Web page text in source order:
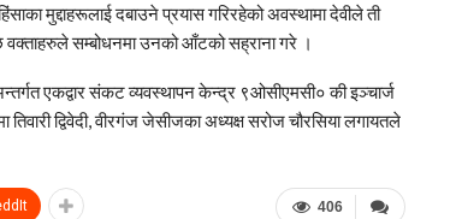
मुद्दाहरूलाई दबाउने प्रयास गरिरहेको अवस्थामा देवीले ती
वक्ताहरुले सम्बोधनमा उनको आँटको सह्राना गरे ।
एकद्वार संकट व्यवस्थापन केन्द्र ९ओसीएमसी० की इञ्चार्ज
तिवारी द्विवेदी, वीरगंज जेसीजका अध्यक्ष सरोज चौरसिया लगायतले
406